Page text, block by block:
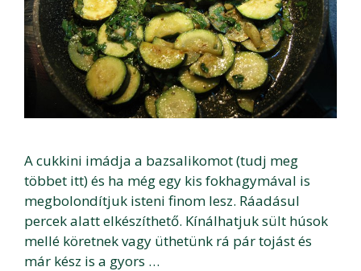
A cukkini imádja a bazsalikomot (tudj meg
többet itt) és ha még egy kis fokhagymával is
megbolondítjuk isteni finom lesz. Ráadásul
percek alatt elkészíthető. Kínálhatjuk sült húsok
mellé köretnek vagy üthetünk rá pár tojást és
már kész is a gyors …